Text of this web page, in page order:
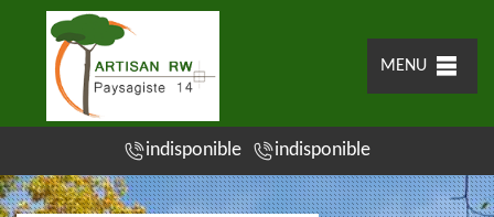
MENU
indisponible indisponible